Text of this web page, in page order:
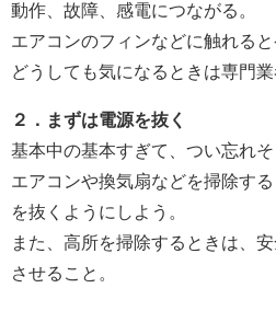
動作、故障、感電につながる。
エアコンのフィンなどに触れると
どうしても気になるときは専門業
２．まずは電源を抜く
基本中の基本すぎて、つい忘れそ
エアコンや換気扇などを掃除す
を抜くようにしよう。
また、高所を掃除するときは、
させること。